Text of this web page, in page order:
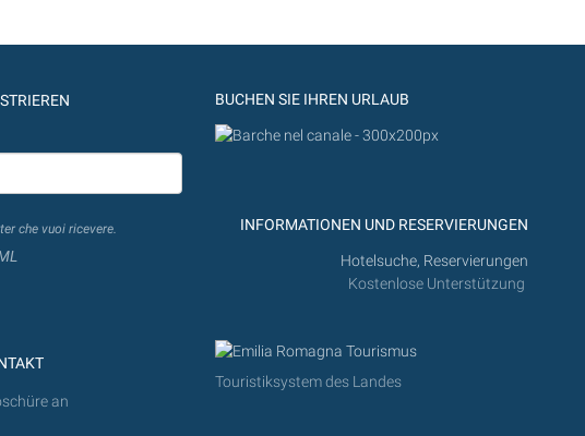
che vuoi ricevere.
an
BUCHEN SIE IHREN URLAUB
INFORMATIONEN UND RESERVIERUNGEN
Hotelsuche, Reservierungen
Kostenlose Unterstützung
Touristiksystem des Landes